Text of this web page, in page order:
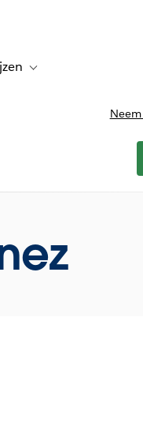
Informatiebronnen
Toggle sub-navigation